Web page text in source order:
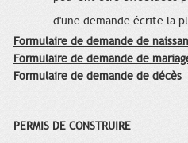
d'une demande écrite la
Formulaire de demande de
Formulaire de demande de
Formulaire de demande de décès
PERMIS DE CONSTRUIRE